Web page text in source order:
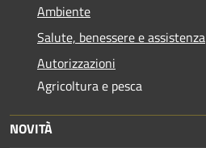
Ambiente
Salute, benessere e assistenza
Autorizzazioni
Agricoltura e pesca
NOVITÀ